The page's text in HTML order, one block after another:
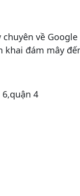
về
đám mây
4